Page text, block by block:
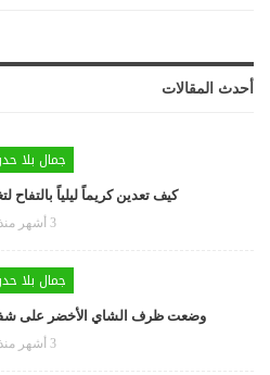
أحدث المقالات
جمال بلا
كيف تعدين كريماً ليلياً بالتفاح
3 أشهر منذ
جمال بلا
وضعت ظرف الشاي الأخضر على
3 أشهر منذ